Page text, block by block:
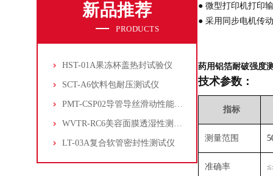
新品推荐
PRODUCTS
HST-01A果冻杯盖热封试验仪
SCT-A6饮料包耐压测试仪
PMT-CSP02导管导丝滑动性能测试仪
WVTR-RC6美容面膜透湿性测试仪
LT-03A复合软管密封性测试仪
● 微型打印机打印
● 采用同步电机传
药用铝箔耐破强度
技术参数：
指标
测量范围
准确率